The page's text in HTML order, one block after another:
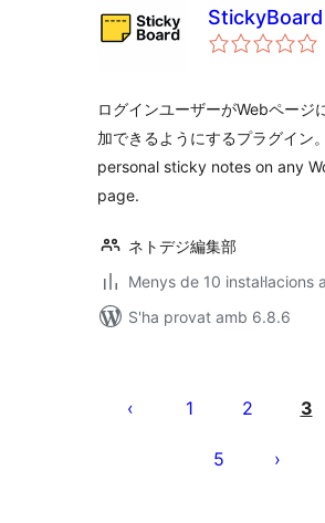
StickyBoard
ログインユーザーがWebページ
加できるようにするプラグイン
personal sticky notes on any
page.
ネトデジ編集部
Menys de 10 instal·lacions
S'ha provat amb 6.8.6
1 2 3
5